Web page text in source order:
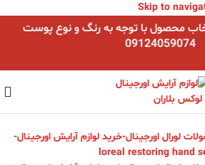
Skip to
محصول با توجه به رنگ و نوع پوست
09124059074